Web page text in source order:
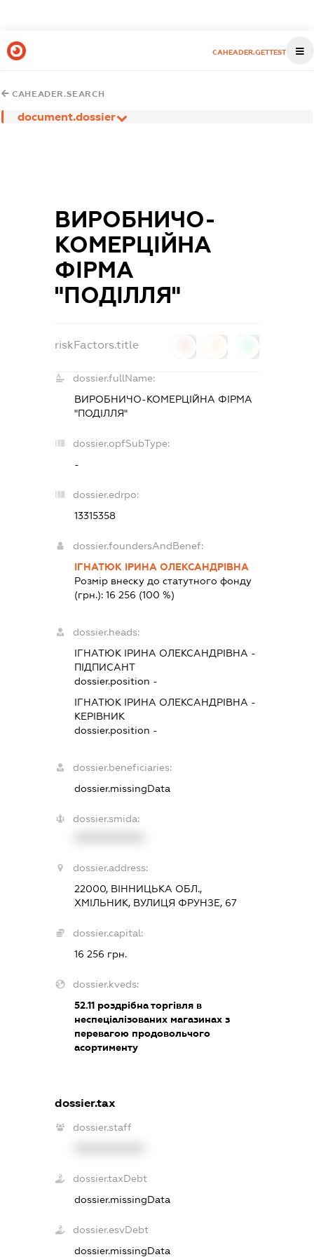
CAHEADER.GETTEST
CAHEADER.SEARCH
document.dossier
ВИРОБНИЧО-
КОМЕРЦІЙНА
ФІРМА
"ПОДІЛЛЯ"
riskFactors.title
dossier.fullName:
ВИРОБНИЧО-КОМЕРЦІЙНА ФІРМА
"ПОДІЛЛЯ"
dossier.opfSubType:
-
dossier.edrpo:
13315358
dossier.foundersAndBenef:
ІГНАТЮК ІРИНА ОЛЕКСАНДРІВНА
Розмір внеску до статутного фонду
(грн.): 16 256 (100 %)
dossier.heads:
ІГНАТЮК ІРИНА ОЛЕКСАНДРІВНА -
ПІДПИСАНТ
dossier.position -
ІГНАТЮК ІРИНА ОЛЕКСАНДРІВНА -
КЕРІВНИК
dossier.position -
dossier.beneficiaries:
dossier.missingData
dossier.smida:
dossier.address:
22000, ВІННИЦЬКА ОБЛ.,
ХМІЛЬНИК, ВУЛИЦЯ ФРУНЗЕ, 67
dossier.capital:
16 256 грн.
dossier.kveds:
52.11роздрібна торгівля в
неспеціалізованих магазинах з
перевагою продовольчого
асортименту
dossier.tax
dossier.staff
dossier.taxDebt
dossier.missingData
dossier.esvDebt
dossier.missingData